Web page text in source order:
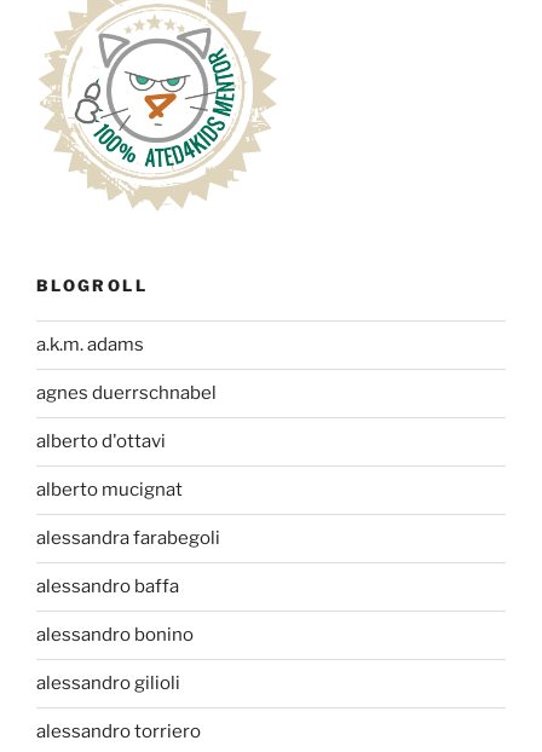
BLOGROLL
a.k.m. adams
agnes duerrschnabel
alberto d'ottavi
alberto mucignat
alessandra farabegoli
alessandro baffa
alessandro bonino
alessandro gilioli
alessandro torriero